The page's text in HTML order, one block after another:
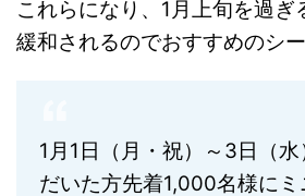
これらになり、1月上旬を過ぎ
緩和されるのでおすすめのシ
1月1日（月・祝）～3日（
だいた方先着1,000名様に